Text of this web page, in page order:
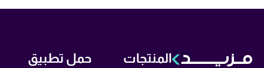
المنتجات
حمل تطبيق